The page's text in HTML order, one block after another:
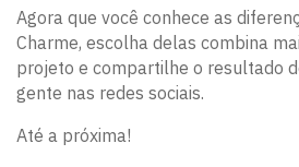
Agora que você conhece as
Charme, escolha delas combina
projeto e compartilhe o resultado
gente nas redes sociais.
Até a próxima!